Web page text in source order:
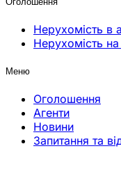
Нерухомість в
Нерухомість
Меню
Оголошення
Агенти
Новини
Запитання та